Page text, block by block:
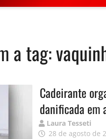
a tag:
Cadeirante
danificada em
Publicado
por
Laura Tesseti
28 de agosto de